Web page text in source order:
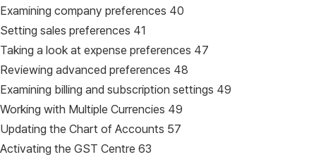
Examining company preferences 40
Setting sales preferences 41
Taking a look at expense preferences 47
Reviewing advanced preferences 48
Examining billing and subscription settings 49
Working with Multiple Currencies 49
Updating the Chart of Accounts 57
Activating the GST Centre 63